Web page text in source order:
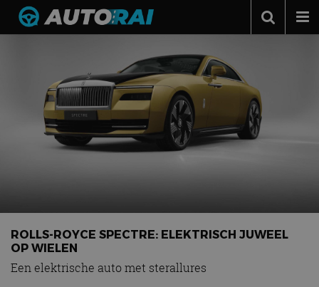
Autotests
Automerken
Adverteren
MotorRAI.nl
ROLLS-ROYCE SPECTRE: ELEKTRISCH JUWEEL
OP WIELEN
Een elektrische auto met sterallures